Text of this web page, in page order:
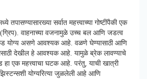
तपासण्यासारख्या सर्वात महत्त्वाच्या गोष्टींपैकी एक
वाहनाच्या वजनामुळे उच्च बल आणि जडत्व
योग्य असणे आवश्यक आहे. वळणे घेण्यासाठी आणि
देखील हे आवश्यक आहे. यामुळे ब्रेक लावण्याचे
एक महत्त्वाचा घटक आहे. परंतु, याची खात्री
योग्यरित्या जुळलेली आहे आणि